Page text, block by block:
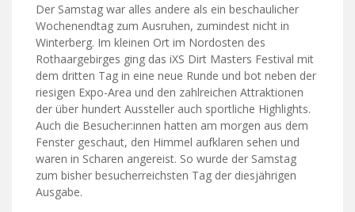
Der Samstag war alles andere als ein beschaulicher
Wochenendtag zum Ausruhen, zumindest nicht in
Winterberg. Im kleinen Ort im Nordosten des
Rothaargebirges ging das iXS Dirt Masters Festival mit
dem dritten Tag in eine neue Runde und bot neben der
riesigen Expo-Area und den zahlreichen Attraktionen
der über hundert Aussteller auch sportliche Highlights.
Auch die Besucher:innen hatten am morgen aus dem
Fenster geschaut, den Himmel aufklaren sehen und
waren in Scharen angereist. So wurde der Samstag
zum bisher besucherreichsten Tag der diesjährigen
Ausgabe.